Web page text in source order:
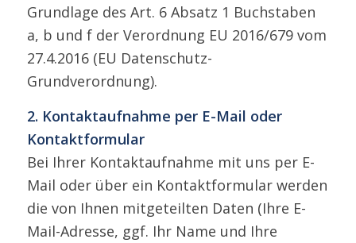
Grundlage des Art. 6 Absatz 1 Buchstaben
a, b und f der Verordnung EU 2016/679 vom
27.4.2016 (EU Datenschutz-
Grundverordnung).
2. Kontaktaufnahme per E-Mail oder
Kontaktformular
Bei Ihrer Kontaktaufnahme mit uns per E-
Mail oder über ein Kontaktformular werden
die von Ihnen mitgeteilten Daten (Ihre E-
Mail-Adresse, ggf. Ihr Name und Ihre